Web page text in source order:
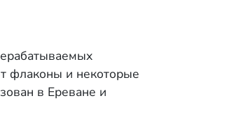
флаконы и некоторые
в Ереване и